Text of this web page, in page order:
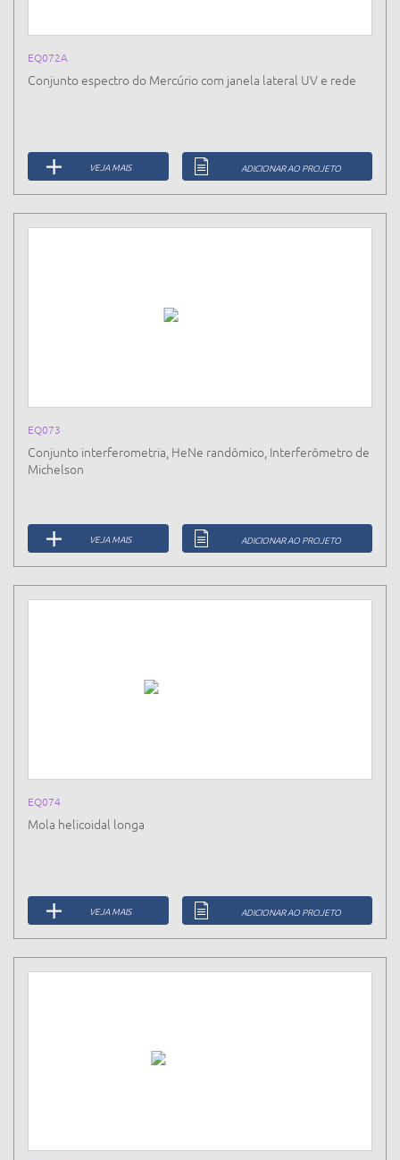
EQ072A
Conjunto espectro do Mercúrio com janela lateral UV e rede
VEJA MAIS ADICIONAR AO PROJETO
EQ073
Conjunto interferometria, HeNe randômico, Interferômetro de
Michelson
VEJA MAIS ADICIONAR AO PROJETO
EQ074
Mola helicoidal longa
VEJA MAIS ADICIONAR AO PROJETO